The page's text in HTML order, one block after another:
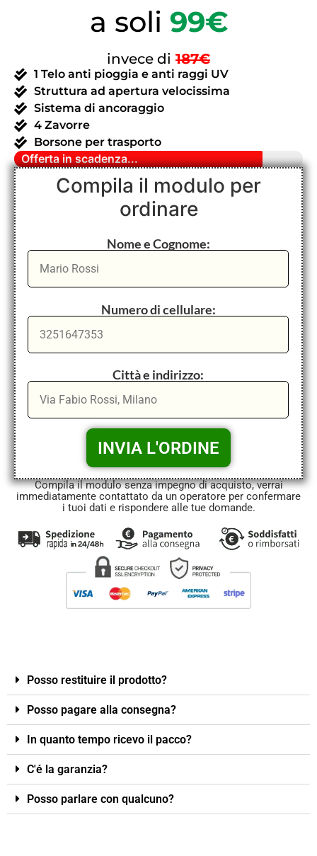
a soli 99€
invece di 187€
1 Telo anti pioggia e anti raggi UV
Struttura ad apertura velocissima
Sistema di ancoraggio
4 Zavorre
Borsone per trasporto
Offerta in scadenza...
Compila il modulo per
ordinare
Nome e Cognome:
Numero di cellulare:
Città e indirizzo:
Compila il modulo senza impegno di acquisto, verrai
immediatamente contattato da un operatore per confermare
i tuoi dati e rispondere alle tue domande.
Posso restituire il prodotto?
Posso pagare alla consegna?
In quanto tempo ricevo il pacco?
C'é la garanzia?
Posso parlare con qualcuno?